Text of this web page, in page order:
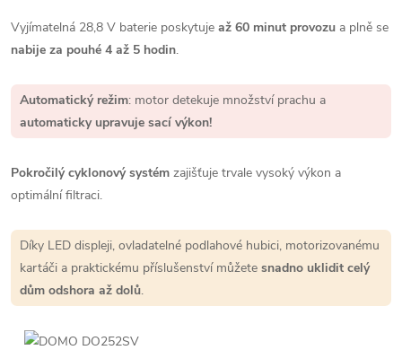
Vyjímatelná 28,8 V baterie poskytuje až 60 minut provozu a plně se
nabije za pouhé 4 až 5 hodin.
Automatický režim: motor detekuje množství prachu a
automaticky upravuje sací výkon!
Pokročilý cyklonový systém zajišťuje trvale vysoký výkon a
optimální filtraci.
Díky LED displeji, ovladatelné podlahové hubici, motorizovanému
kartáči a praktickému příslušenství můžete snadno uklidit celý
dům odshora až dolů.